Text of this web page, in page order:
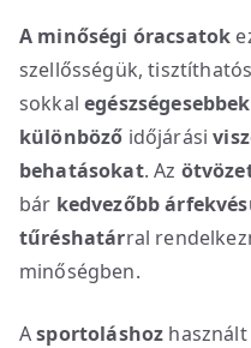
A minőségi óracsatok
szellősségük,
sokkalegészségesebbek
különböző időjárási
behatásokat. Az
bár kedvezőbb
tűréshatárral
minőségben.
Asportoláshoz